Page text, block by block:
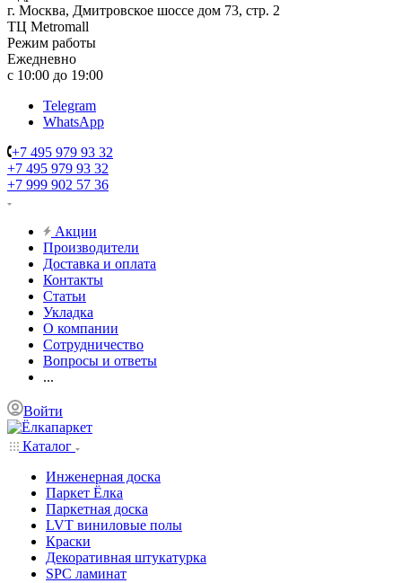
г. Москва, Дмитровское шоссе дом 73, стр. 2
ТЦ Metromall
Режим работы
Ежедневно
с 10:00 до 19:00
Telegram
WhatsApp
+7 495 979 93 32
+7 495 979 93 32
+7 999 902 57 36
Акции
Производители
Доставка и оплата
Контакты
Статьи
Укладка
О компании
Сотрудничество
Вопросы и ответы
...
Войти
Каталог
Инженерная доска
Паркет Ёлка
Паркетная доска
LVT виниловые полы
Краски
Декоративная штукатурка
SPC ламинат